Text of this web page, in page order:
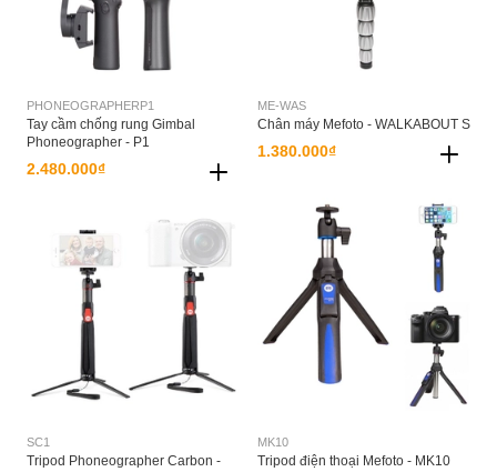
PHONEOGRAPHERP1
Tay cầm chống rung Gimbal
Phoneographer - P1
2.480.000₫
ME-WAS
Chân máy Mefoto - WALKABOUT S
1.380.000₫
SC1
Tripod Phoneographer Carbon -
MK10
Tripod điện thoại Mefoto - MK10